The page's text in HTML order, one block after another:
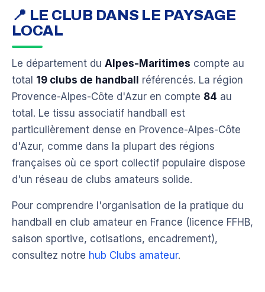
📍 LE CLUB DANS LE PAYSAGE
LOCAL
Le département du Alpes-Maritimes compte au
total 19 clubs de handball
référencés. La région
Provence-Alpes-Côte d'Azur en compte 84 au
total. Le tissu associatif handball est
particulièrement dense en Provence-Alpes-Côte
d'Azur, comme dans la plupart des régions
françaises où ce sport collectif populaire dispose
d'un réseau de clubs amateurs solide.
Pour comprendre l'organisation de la pratique du
handball en club amateur en France (licence FFHB,
saison sportive, cotisations, encadrement),
consultez notre hub Clubs amateur.